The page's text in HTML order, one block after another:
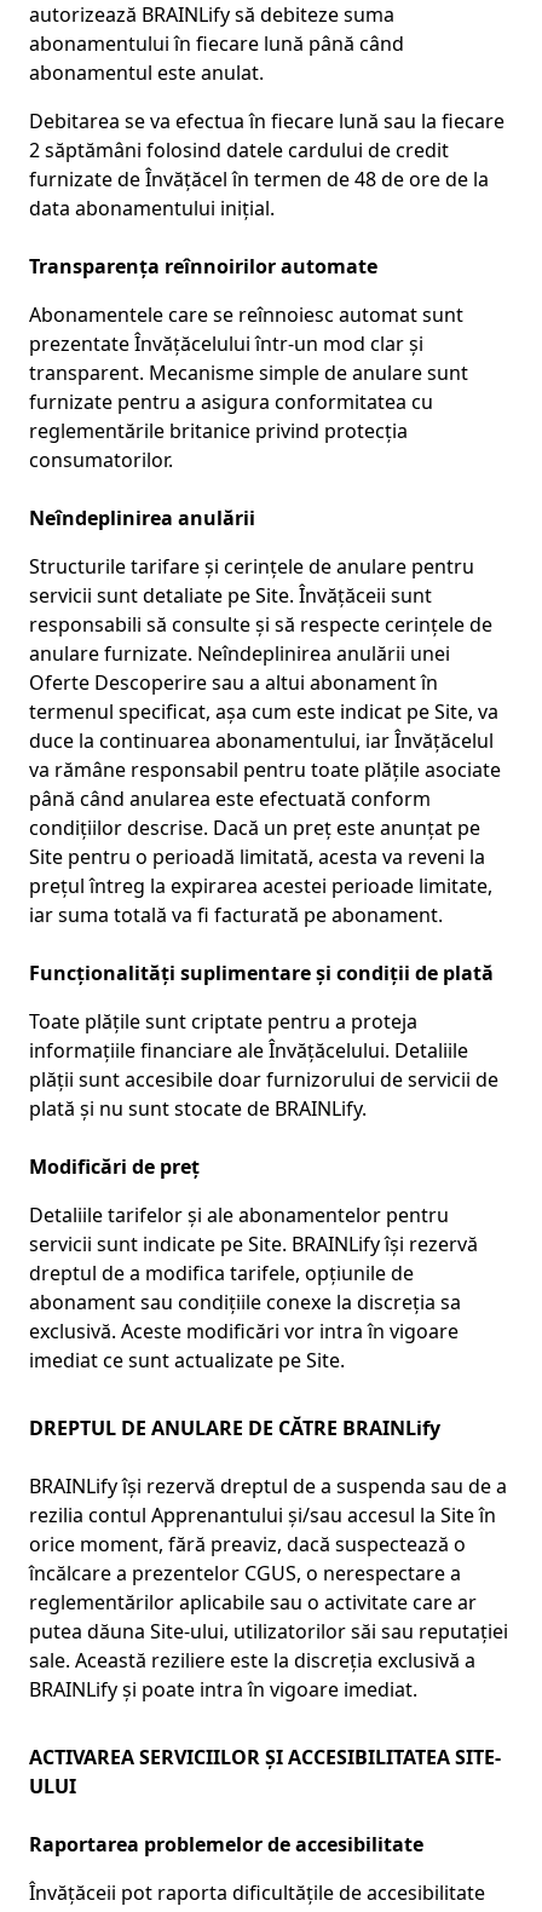
autorizează BRAINLify să debiteze suma
abonamentului în fiecare lună până când
abonamentul este anulat.
Debitarea se va efectua în fiecare lună sau la fiecare
2 săptămâni folosind datele cardului de credit
furnizate de Învățăcel în termen de 48 de ore de la
data abonamentului inițial.
Transparența reînnoirilor automate
Abonamentele care se reînnoiesc automat sunt
prezentate Învățăcelului într-un mod clar și
transparent. Mecanisme simple de anulare sunt
furnizate pentru a asigura conformitatea cu
reglementările britanice privind protecția
consumatorilor.
Neîndeplinirea anulării
Structurile tarifare și cerințele de anulare pentru
servicii sunt detaliate pe Site. Învățăceii sunt
responsabili să consulte și să respecte cerințele de
anulare furnizate. Neîndeplinirea anulării unei
Oferte Descoperire sau a altui abonament în
termenul specificat, așa cum este indicat pe Site, va
duce la continuarea abonamentului, iar Învățăcelul
va rămâne responsabil pentru toate plățile asociate
până când anularea este efectuată conform
condițiilor descrise. Dacă un preț este anunțat pe
Site pentru o perioadă limitată, acesta va reveni la
prețul întreg la expirarea acestei perioade limitate,
iar suma totală va fi facturată pe abonament.
Funcționalități suplimentare și condiții de plată
Toate plățile sunt criptate pentru a proteja
informațiile financiare ale Învățăcelului. Detaliile
plății sunt accesibile doar furnizorului de servicii de
plată și nu sunt stocate de BRAINLify.
Modificări de preț
Detaliile tarifelor și ale abonamentelor pentru
servicii sunt indicate pe Site. BRAINLify își rezervă
dreptul de a modifica tarifele, opțiunile de
abonament sau condițiile conexe la discreția sa
exclusivă. Aceste modificări vor intra în vigoare
imediat ce sunt actualizate pe Site.
DREPTUL DE ANULARE DE CĂTRE BRAINLify
BRAINLify își rezervă dreptul de a suspenda sau de a
rezilia contul Apprenantului și/sau accesul la Site în
orice moment, fără preaviz, dacă suspectează o
încălcare a prezentelor CGUS, o nerespectare a
reglementărilor aplicabile sau o activitate care ar
putea dăuna Site-ului, utilizatorilor săi sau reputației
sale. Această reziliere este la discreția exclusivă a
BRAINLify și poate intra în vigoare imediat.
ACTIVAREA SERVICIILOR ȘI ACCESIBILITATEA SITE-
ULUI
Raportarea problemelor de accesibilitate
Învățăceii pot raporta dificultățile de accesibilitate